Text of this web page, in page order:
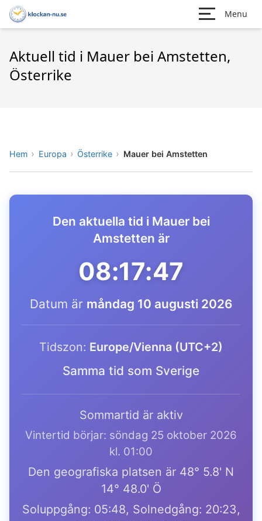
Menu
Aktuell tid i Mauer bei Amstetten,
Österrike
Hem Europa Österrike Mauer bei Amstetten
Den aktuella tid i Mauer bei
Amstetten är
08:17:47
Datum är måndag 10 augusti 2026
Tidszon: Europe/Vienna (UTC+2)
Samma tid som Sverige
Sommartid är aktiv
Vintertid börjar: söndag 25 oktober 2026
kl. 01:00
Den geografiska platsen är 48° 5.8' N
14° 48.0' Ö
Soluppgång: 05:48, Solnedgång: 20:23,